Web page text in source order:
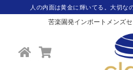
人の内面は黄金に輝いてる。大切な
苦楽園発インポートメンズ